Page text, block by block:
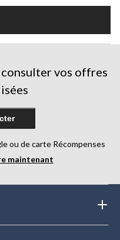
vos offres
ou de carte Récompenses
maintenant